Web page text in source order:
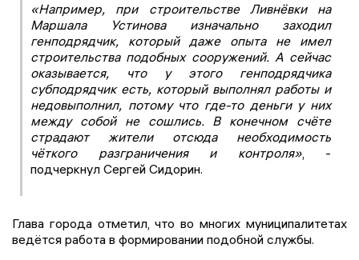
«Например, при строительстве Ливнёвки на
Маршала Устинова изначально заходил
генподрядчик, который даже опыта не имел
строительства подобных сооружений. А сейчас
оказывается, что у этого генподрядчика
субподрядчик есть, который выполнял работы и
недовыполнил, потому что где-то деньги у них
между собой не сошлись. В конечном счёте
страдают жители отсюда необходимость
чёткого разграничения и контроля», -
подчеркнул Сергей Сидорин.
Глава города отметил, что во многих муниципалитетах
ведётся работа в формировании подобной службы.